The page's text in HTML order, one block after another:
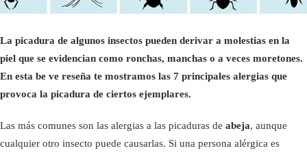
La picadura de algunos insectos pueden derivar a molestias en la
piel que se evidencian como ronchas, manchas o a veces moretones.
En esta be ve reseña te mostramos las 7 principales alergias que
provoca la picadura de ciertos ejemplares.
Las más comunes son las alergias a las picaduras de abeja, aunque
cualquier otro insecto puede causarlas. Si una persona alérgica es